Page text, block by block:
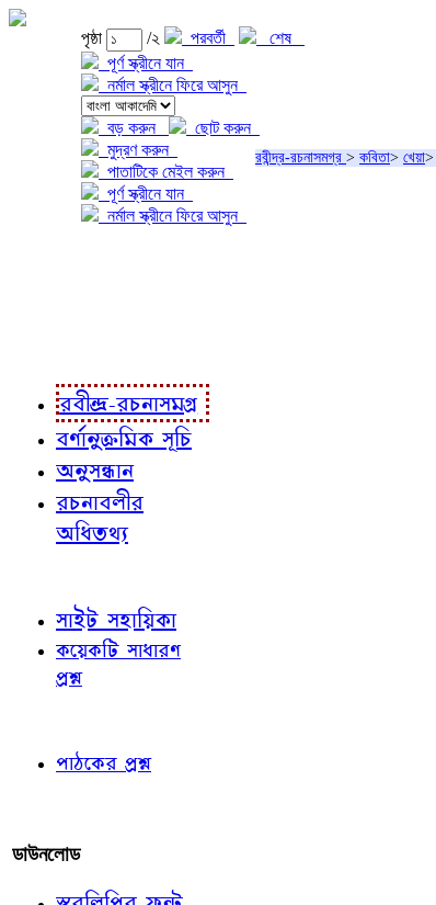
পৃষ্ঠা /২ পরবর্তী
শেষ
পূর্ণ স্ক্রীনে যান
নর্মাল স্ক্রীনে ফিরে আসুন
বড় করুন
ছোট করুন
মুদ্রণ করুন
পাতাটিকে মেইল করুন
পূর্ণ স্ক্রীনে যান
নর্মাল স্ক্রীনে ফিরে আসুন
রবীন্দ্র-রচনাসমগ্র > কবিতা> খেয়া>
রবীন্দ্র-রচনাসমগ্র
বর্ণানুক্রমিক সূচি
অনুসন্ধান
রচনাবলীর
অধিতথ্য
সাইট সহায়িকা
কয়েকটি সাধারণ
প্রশ্ন
পাঠকের প্রশ্ন
ডাউনলোড